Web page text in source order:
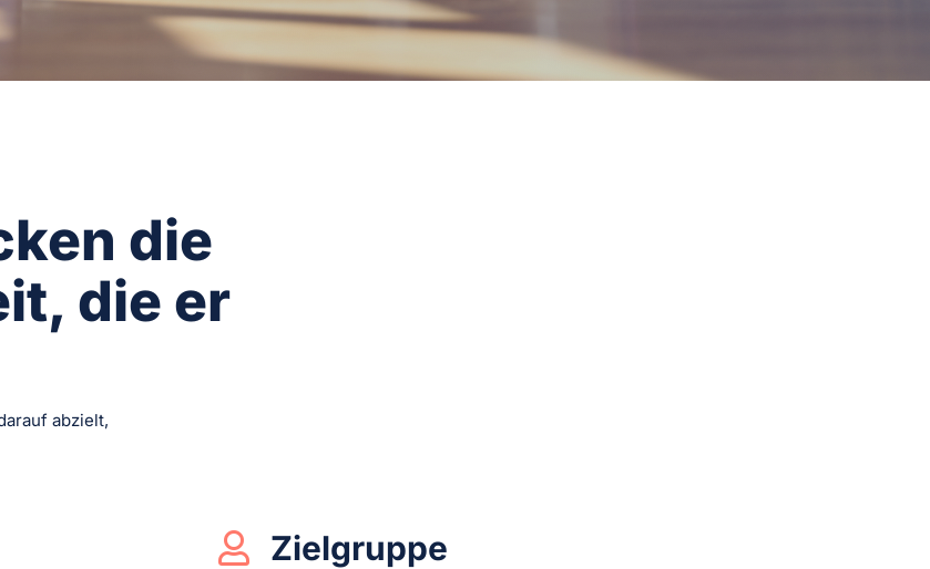
die
die er
abzielt,
 Zielgruppe